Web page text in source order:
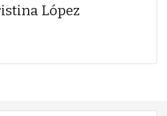
López